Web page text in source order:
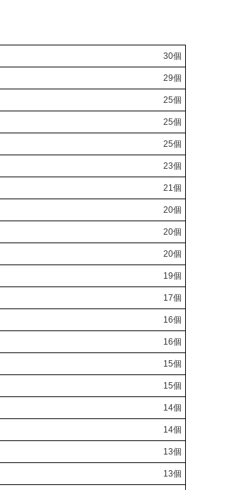
30個
29個
25個
25個
25個
23個
21個
20個
20個
20個
19個
17個
16個
16個
15個
15個
14個
14個
13個
13個